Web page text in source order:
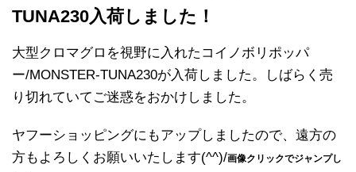
TUNA230入荷しました！
大型クロマグロを視野に入れたコイノボリポッパ
ー/MONSTER-TUNA230が入荷しました。しばらく売
り切れていてご迷惑をおかけしました。
ヤフーショッピングにもアップしましたので、遠方の
方もよろしくお願いいたします(^^)/画像クリックでジャンプし